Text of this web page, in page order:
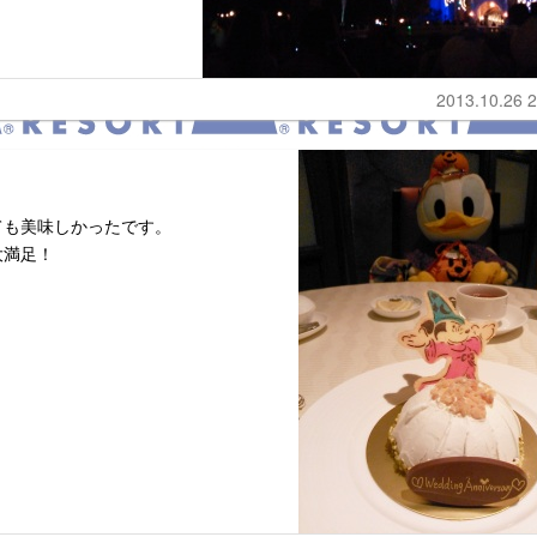
2013.10.26
美味しかったです。
足！